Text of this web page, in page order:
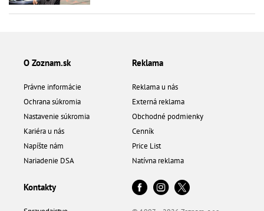
O Zoznam.sk
Právne informácie
Ochrana súkromia
Nastavenie súkromia
Kariéra u nás
Napíšte nám
Nariadenie DSA
Reklama
Reklama u nás
Externá reklama
Obchodné podmienky
Cenník
Price List
Natívna reklama
Kontakty